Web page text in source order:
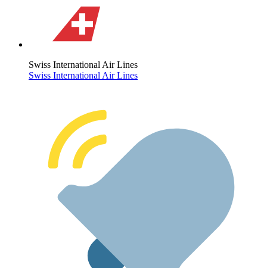
Swiss International Air Lines
Swiss International Air Lines